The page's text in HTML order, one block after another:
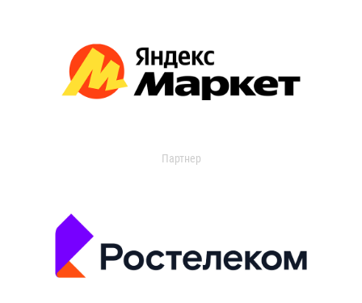
Партнер